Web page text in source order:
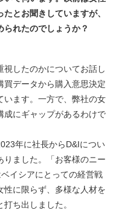
とお聞きしていますが、
られたのでしょうか？
したのかについてお話し
買データから購入意思決定
います。一方で、弊社の女
成にギャップがあるわけで
年に社長からD&Iについ
りました。「お客様のニー
イシアにとっての経営戦
性に限らず、多様な人材を
ち出しました。